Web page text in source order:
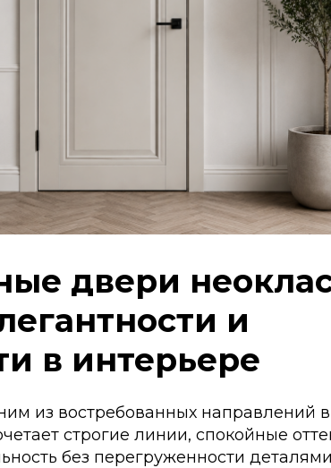
Tilda
двери
и
в интерьере
из востребованных направлений
строгие линии, спокойные
без перегруженности